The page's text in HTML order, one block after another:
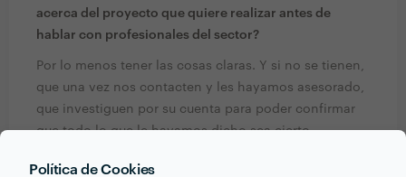
Política de Cookies
acerca del proyecto que quiere realizar antes de
hablar con profesionales del sector?
Por lo menos tener las cosas claras. Y si no se tienen,
que una vez nos contacten y les hayamos asesorado,
que investiguen por su cuenta para poder confirmar
que todo lo que le hayamos dicho sea cierto.
solicitar nuestros servicios.